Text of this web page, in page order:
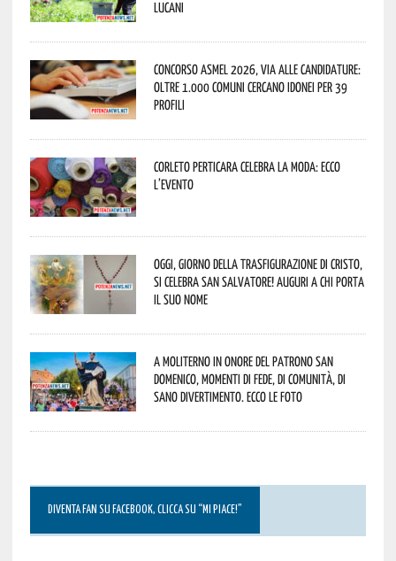
lucani
Concorso Asmel 2026, via alle candidature:
oltre 1.000 Comuni cercano idonei per 39
profili
Corleto Perticara celebra la moda: ecco
l’evento
Oggi, giorno della Trasfigurazione di Cristo,
si celebra San Salvatore! Auguri a chi porta
il suo nome
A Moliterno in onore del Patrono San
Domenico, momenti di fede, di comunità, di
sano divertimento. Ecco le foto
DIVENTA FAN SU FACEBOOK, CLICCA SU “MI PIACE!”